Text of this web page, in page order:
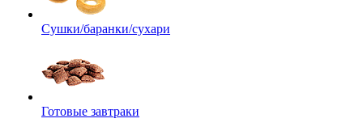
Сушки/баранки/сухари
Готовые завтраки